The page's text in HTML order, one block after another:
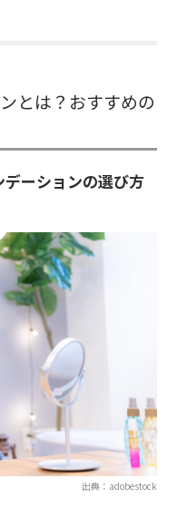
とは？おすすめの
ーションの選び方
出典：adobestock